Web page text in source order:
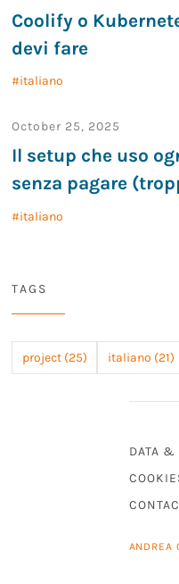
Coolify o
devi fare
italiano
October 25, 2025
Il setup che uso
senza pagare
italiano
TAGS
project (25) italiano (21)
DATA &
ANDREA